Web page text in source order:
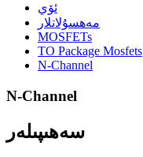
ئۆي
مەھسۇلاتلار
MOSFETs
TO Package Mosfets
N-Channel
N-Channel
سەھىپىلەر